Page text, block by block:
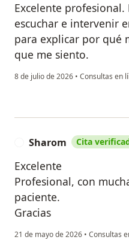
Excelente profesional.
escuchar e intervenir
para explicar por qué
que me siento.
8 de julio de 2026 • Consultas en
Sharom Cita
Excelente
Profesional, con
paciente.
Gracias
21 de mayo de 2026 • Consultas